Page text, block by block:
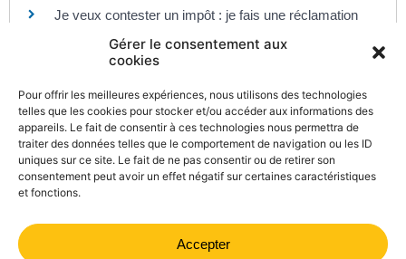
Gérer le consentement aux
cookies
Pour offrir les meilleures expériences, nous utilisons des technologies
telles que les cookies pour stocker et/ou accéder aux informations des
appareils. Le fait de consentir à ces technologies nous permettra de
traiter des données telles que le comportement de navigation ou les ID
uniques sur ce site. Le fait de ne pas consentir ou de retirer son
consentement peut avoir un effet négatif sur certaines caractéristiques
et fonctions.
Accepter
Je veux contester un impôt : je fais une réclamation
Ministère chargé des finances
Ministère chargé de l'économie
Conciliateur fiscal départemental
Ministère chargé des finances
© Direction de l'information légale et administrative